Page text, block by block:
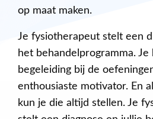
op maat maken.
Je fysiotherapeut stelt een
het behandelprogramma. Je
begeleiding bij de
enthousiaste motivator. En
kun je die altijd stellen. Je